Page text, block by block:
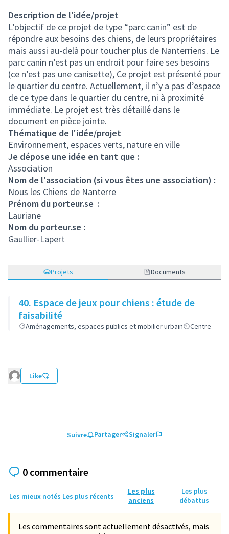
Description de l'idée/projet
L’objectif de ce projet de type “parc canin” est de
répondre aux besoins des chiens, de leurs propriétaires
mais aussi au-delà pour toucher plus de Nanterriens. Le
parc canin n’est pas un endroit pour faire ses besoins
(ce n’est pas une canisette), Ce projet est présenté pour
le quartier du centre. Actuellement, il n’y a pas d’espace
de ce type dans le quartier du centre, ni à proximité
immédiate. Le projet est très détaillé dans le
document en pièce jointe.
Thématique de l'idée/projet
Environnement, espaces verts, nature en ville
Je dépose une idée en tant que :
Association
Nom de l'association (si vous êtes une association) :
Nous les Chiens de Nanterre
Prénom du porteur.se :
Lauriane
Nom du porteur.se :
Gaullier-Lapert
Projets Documents
40. Espace de jeux pour chiens : étude de
faisabilité
Aménagements, espaces publics et mobilier urbain Centre
Like
Suivre Partager Signaler
0 commentaire
Les mieux notés Les plus récents
Les plus
anciens
Les plus
débattus
Les commentaires sont actuellement désactivés, mais